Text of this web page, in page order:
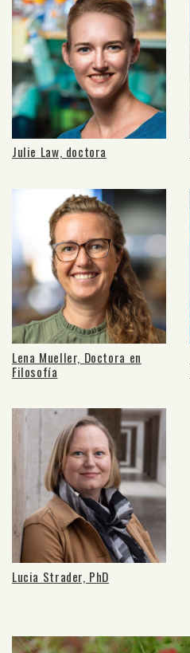
Julie Law, doctora
Lena Mueller, Doctora en
Filosofía
Lucia Strader, PhD